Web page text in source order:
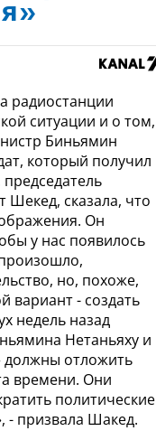
радиостанции
ситуации и о том,
Биньямин
который получил
Шекед, сказала, что
Он
у нас появилось
но, похоже,
вариант - создать
недель назад
Нетаньяху и
должны отложить
времени. Они
политические
- призвала Шакед.